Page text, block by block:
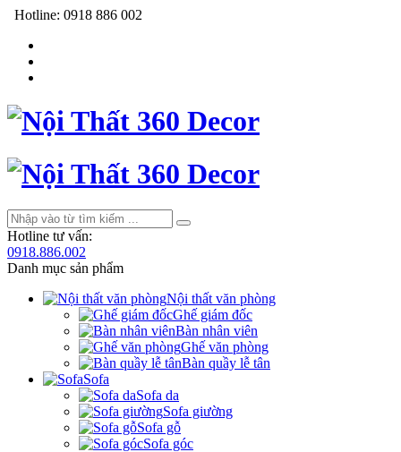
Hotline: 0918 886 002
Hotline tư vấn:
0918.886.002
Danh mục sản phẩm
Nội thất văn phòng
Ghế giám đốc
Bàn nhân viên
Ghế văn phòng
Bàn quầy lễ tân
Sofa
Sofa da
Sofa giường
Sofa gỗ
Sofa góc